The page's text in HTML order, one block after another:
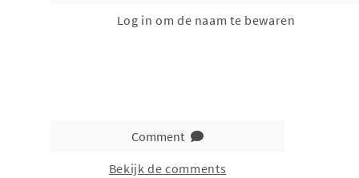
Log in om de naam te bewaren
Comment
Bekijk de comments